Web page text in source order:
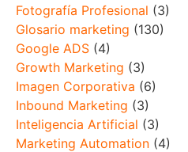
Fotografía Profesional (3)
Glosario marketing (130)
Google ADS (4)
Growth Marketing (3)
Imagen Corporativa (6)
Inbound Marketing (3)
Inteligencia Artificial (3)
Marketing Automation (4)